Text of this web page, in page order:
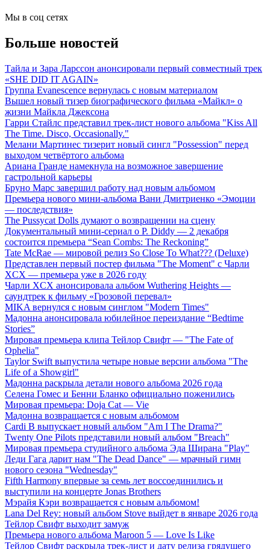
Мы в соц сетях
Больше новостей
Тайла и Зара Ларссон анонсировали первый совместный трек
«SHE DID IT AGAIN»
Группа Evanescence вернулась с новым материалом
Вышел новый тизер биографического фильма «Майкл» о
жизни Майкла Джексона
Гарри Стайлс представил трек-лист нового альбома "Kiss All
The Time. Disco, Occasionally."
Мелани Мартинес тизерит новый сингл "Possession" перед
выходом четвёртого альбома
Ариана Гранде намекнула на возможное завершение
гастрольной карьеры
Бруно Марс завершил работу над новым альбомом
Премьера нового мини-альбома Вани Дмитриенко «Эмоции
— последствия»
The Pussycat Dolls думают о возвращении на сцену
Документальный мини-сериал о P. Diddy — 2 декабря
состоится премьера “Sean Combs: The Reckoning”
Tate McRae — мировой релиз So Close To What??? (Deluxe)
Представлен первый постер фильма "The Moment" с Чарли
XCX — премьера уже в 2026 году
Чарли XCX анонсировала альбом Wuthering Heights —
саундтрек к фильму «Грозовой перевал»
MIKA вернулся с новым синглом "Modern Times"
Мадонна анонсировала юбилейное переиздание “Bedtime
Stories”
Мировая премьера клипа Тейлор Свифт — "The Fate of
Ophelia"
Taylor Swift выпустила четыре новые версии альбома "The
Life of a Showgirl"
Мадонна раскрыла детали нового альбома 2026 года
Селена Гомес и Бенни Бланко официально поженились
Мировая премьера: Doja Cat — Vie
Мадонна возвращается с новым альбомом
Cardi B выпускает новый альбом "Am I The Drama?"
Twenty One Pilots представили новый альбом "Breach"
Мировая премьера студийного альбома Эда Ширана "Play"
Леди Гага дарит нам "The Dead Dance" — мрачный гимн
нового сезона "Wednesday"
Fifth Harmony впервые за семь лет воссоединились и
выступили на концерте Jonas Brothers
Мэрайя Кэри возвращается с новым альбомом!
Lana Del Rey: новый альбом Stove выйдет в январе 2026 года
Тейлор Свифт выходит замуж
Премьера нового альбома Maroon 5 — Love Is Like
Тейлор Свифт раскрыла трек-лист и дату релиза грядущего